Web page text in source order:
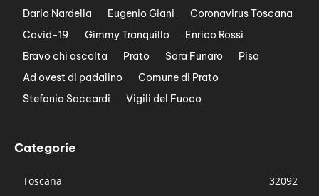
Dario Nardella
Eugenio Giani
Coronavirus Toscana
Covid-19
Gimmy Tranquillo
Enrico Rossi
Bravo chi ascolta
Prato Sara Funaro
Pisa
Ad ovest di padalino
Comune di Prato
Stefania Saccardi
Vigili del Fuoco
Categorie
Toscana
32092